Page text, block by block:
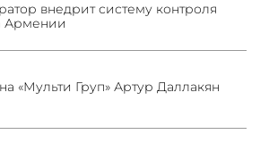
внедрит систему контроля
Армении
«Мульти Груп» Артур Даллакян